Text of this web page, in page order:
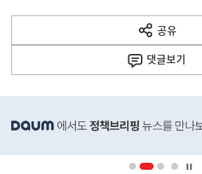
다
음
공유
열
기
댓글보기
단